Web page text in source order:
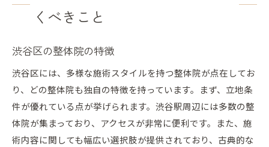
くべきこと
渋谷区の整体院の特徴
渋谷区には、多様な施術スタイルを持つ整体院が点在してお
り、どの整体院も独自の特徴を持っています。まず、立地条
件が優れている点が挙げられます。渋谷駅周辺には多数の整
体院が集まっており、アクセスが非常に便利です。また、施
術内容に関しても幅広い選択肢が提供されており、古典的な